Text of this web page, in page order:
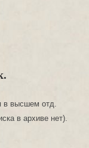
в высшем отд.
в архиве нет).